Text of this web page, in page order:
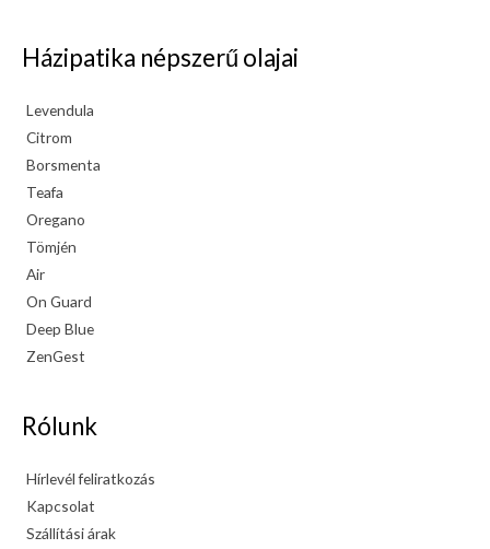
Házipatika népszerű olajai
Levendula
Citrom
Borsmenta
Teafa
Oregano
Tömjén
Air
On Guard
Deep Blue
ZenGest
Rólunk
Hírlevél feliratkozás
Kapcsolat
Szállítási árak